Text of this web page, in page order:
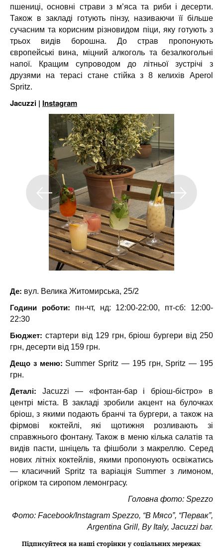
пшениці, основні страви з м’яса та риби і десерти.
Також в закладі готують пінзу, називаючи її більше
сучасним та корисним різновидом піци, яку готують з
трьох видів борошна. До страв пропонують
європейські вина, міцний алкоголь та безалкогольні
напої. Кращим супроводом до літньої зустрічі з
друзями на терасі стане стійка з 8 келихів Aperol
Spritz.
Jacuzzi | Instagram
Де: вул. Велика Житомирська, 25/2
Години роботи:
пн-чт, нд: 12:00-22:00, пт-сб: 12:00-
22:30
Бюджет: стартери від 129 грн, бріош бургери від 250
грн, десерти від 159 грн.
Дещо з меню: Summer Spritz — 195 грн, Spritz — 195
грн.
Деталі: Jacuzzi — «фонтан-бар і бріош-бістро» в
центрі міста. В закладі зробили акцент на булочках
бріош, з якими подають бранчі та бургери, а також на
фірмові коктейлі, які щотижня розливають зі
справжнього фонтану. Також в меню кілька салатів та
видів пасти, шніцель та фішболи з макреллю. Серед
нових літніх коктейлів, якими пропонують освіжатись
— класичний Spritz та варіація Summer з лимоном,
огірком та сиропом лемонграсу.
Головна фото: Spezzo
Фото: Facebook/Instagram Spezzo, “В Мясо”, “Первак”,
Argentina Grill, By Italy, Jacuzzi bar.
Підписуйтеся на наші сторінки у соціальних мережах: